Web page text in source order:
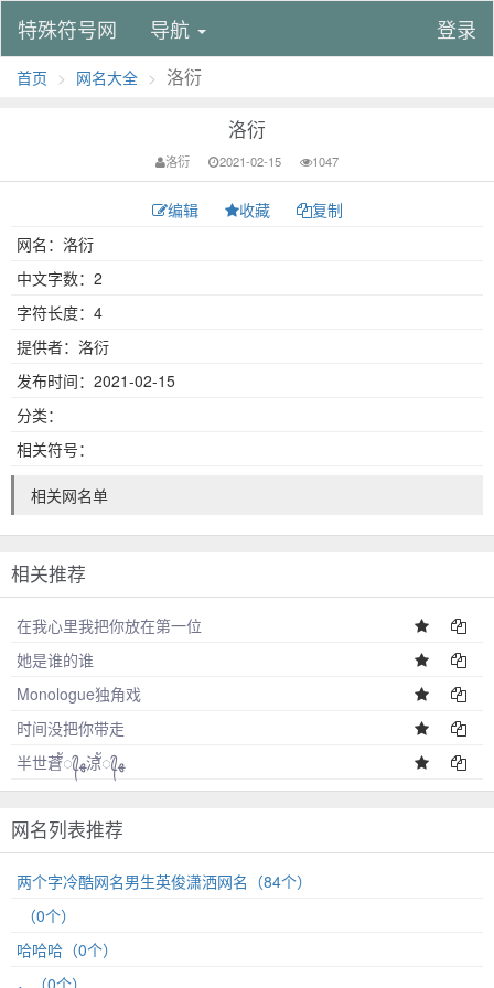
特殊符号网 导航 登录
首页 网名大全 洛衍
洛衍
洛衍 2021-02-15 1047
编辑 收藏
复制
网名：洛衍
中文字数：2
字符长度：4
提供者：洛衍
发布时间：2021-02-15
分类：
相关符号：
相关网名单
相关推荐
在我心里我把你放在第一位
她是谁的谁
Monologue独角戏
时间没把你带走
半世蒼ััꦿ᭄ﻬ涼ััꦿ᭄ﻬ
网名列表推荐
两个字冷酷网名男生英俊潇洒网名（84个）
⁠͏⁠⁥ ͏͏（0个）
哈哈哈（0个）
，（0个）